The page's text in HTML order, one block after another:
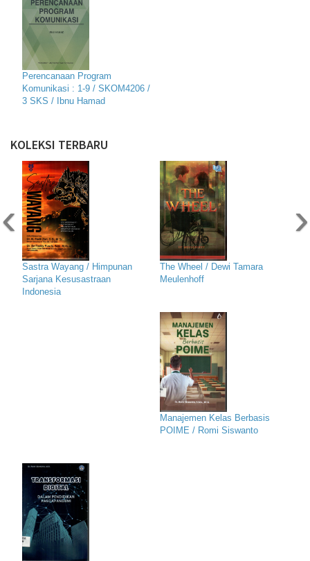
Perencanaan Program
Komunikasi : 1-9 / SKOM4206 /
3 SKS / Ibnu Hamad
KOLEKSI TERBARU
Sastra Wayang / Himpunan
Sarjana Kesusastraan
Indonesia
The Wheel / Dewi Tamara
Meulenhoff
Manajemen Kelas Berbasis
POIME / Romi Siswanto
‹ ›